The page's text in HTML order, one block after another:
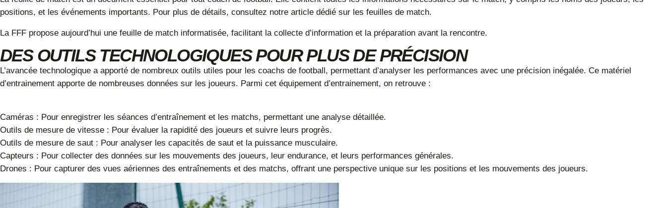
positions, et les événements importants. Pour plus de détails, consultez notre article dédié sur les feuilles de match.
La FFF propose aujourd’hui une feuille de match informatisée, facilitant la collecte d’information et la préparation avant la rencontre.
DES OUTILS TECHNOLOGIQUES POUR PLUS DE PRÉCISION
L’avancée technologique a apporté de nombreux outils utiles pour les coachs de football, permettant d’analyser les performances avec une précision inégalée. Ce matériel
d’entrainement apporte de nombreuses données sur les joueurs. Parmi cet équipement d’entrainement, on retrouve :
Caméras : Pour enregistrer les séances d’entraînement et les matchs, permettant une analyse détaillée.
Outils de mesure de vitesse : Pour évaluer la rapidité des joueurs et suivre leurs progrès.
Outils de mesure de saut : Pour analyser les capacités de saut et la puissance musculaire.
Capteurs : Pour collecter des données sur les mouvements des joueurs, leur endurance, et leurs performances générales.
Drones : Pour capturer des vues aériennes des entraînements et des matchs, offrant une perspective unique sur les positions et les mouvements des joueurs.